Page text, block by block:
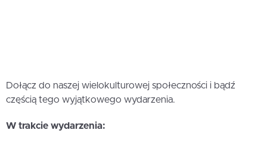
Dołącz do naszej wielokulturowej społeczności i bądź
częścią tego wyjątkowego wydarzenia.
W trakcie wydarzenia: